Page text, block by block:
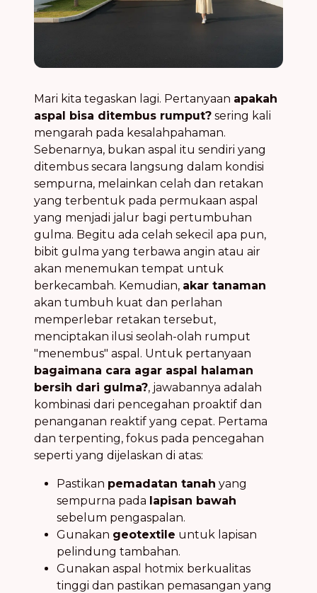
Mari kita tegaskan lagi. Pertanyaan apakah
aspal bisa ditembus rumput? sering kali
mengarah pada kesalahpahaman.
Sebenarnya, bukan aspal itu sendiri yang
ditembus secara langsung dalam kondisi
sempurna, melainkan celah dan retakan
yang terbentuk pada permukaan aspal
yang menjadi jalur bagi pertumbuhan
gulma. Begitu ada celah sekecil apa pun,
bibit gulma yang terbawa angin atau air
akan menemukan tempat untuk
berkecambah. Kemudian, akar tanaman
akan tumbuh kuat dan perlahan
memperlebar retakan tersebut,
menciptakan ilusi seolah-olah rumput
"menembus" aspal. Untuk pertanyaan
bagaimana cara agar aspal halaman
bersih dari gulma?, jawabannya adalah
kombinasi dari pencegahan proaktif dan
penanganan reaktif yang cepat. Pertama
dan terpenting, fokus pada pencegahan
seperti yang dijelaskan di atas:
Pastikan pemadatan tanah yang
sempurna pada lapisan bawah
sebelum pengaspalan.
Gunakan geotextile untuk lapisan
pelindung tambahan.
Gunakan aspal hotmix berkualitas
tinggi dan pastikan pemasangan yang